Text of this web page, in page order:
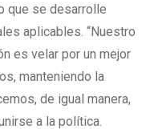
que se desarrolle
aplicables. “Nuestro
es velar por un mejor
manteniendo la
de igual manera,
a la política.